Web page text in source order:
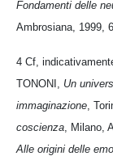
Fondamenti delle
Ambrosiana, 1999,
4 Cf,
TONONI, Un
immaginazione ,
coscienza , Milano,
Alle origini delle